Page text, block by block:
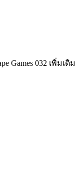
Games 032 เพิ่มเติม